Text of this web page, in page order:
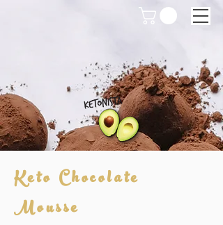
Keto Chocolate
Mousse